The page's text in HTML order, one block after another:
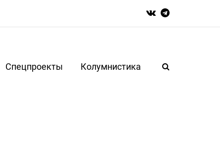
Спецпроекты Колумнистика